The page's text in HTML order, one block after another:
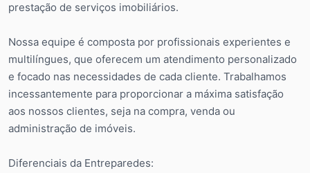
prestação de serviços imobiliários.
Nossa equipe é composta por profissionais experientes e
multilíngues, que oferecem um atendimento personalizado
e focado nas necessidades de cada cliente. Trabalhamos
incessantemente para proporcionar a máxima satisfação
aos nossos clientes, seja na compra, venda ou
administração de imóveis.
Diferenciais da Entreparedes: